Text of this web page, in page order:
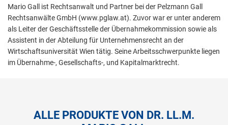
Mario Gall ist Rechtsanwalt und Partner bei der Pelzmann Gall
Rechtsanwälte GmbH (www.pglaw.at). Zuvor war er unter anderem
als Leiter der Geschäftsstelle der Übernahmekommission sowie als
Assistent in der Abteilung für Unternehmensrecht an der
Wirtschaftsuniversität Wien tätig. Seine Arbeitsschwerpunkte liegen
im Übernahme-, Gesellschafts-, und Kapitalmarktrecht.
ALLE PRODUKTE VON DR. LL.M.